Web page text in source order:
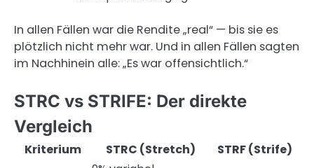
In allen Fällen war die Rendite „real“ — bis sie es
plötzlich nicht mehr war. Und in allen Fällen sagten
im Nachhinein alle: „Es war offensichtlich.“
STRC vs STRIFE: Der direkte
Vergleich
Kriterium STRC (Stretch) STRF (Strife)